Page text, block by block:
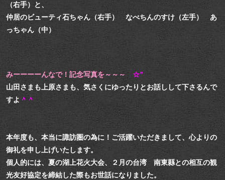
（右手）と、
仲居のビューティ石ちゃん（右手） なべちんのすけ（左手） あ
っちゃん（中）
みーーーーんなで！記念写真を～～～ ☆”
山田さまも上原さまも、気さくにゆったりとお話しして下さるんで
すよ ＾＾
本年度も、本当に諏訪圏の為に！ご活躍いただきまして、心よりの
御礼を申し上げいたします。
個人的には、夏の湖上花火大会、２月の台湾 南東縣との相互の観
光友好協定を締結した際もお世話になりました。